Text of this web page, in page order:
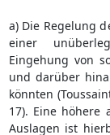
a) Die Regelung
einer
Eingehung von
und darüber
könnten
17). Eine höhere
Auslagen ist